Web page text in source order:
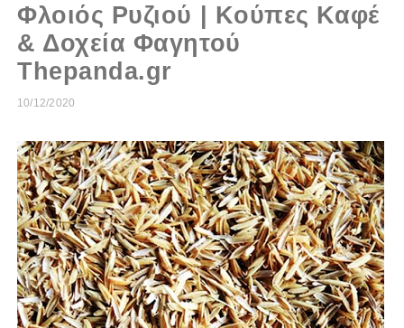
Φλοιός Ρυζιού | Kούπες Καφέ
& Δοχεία Φαγητού
Thepanda.gr
10/12/2020